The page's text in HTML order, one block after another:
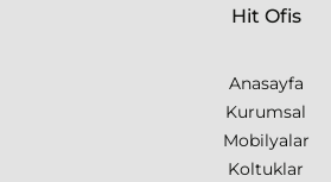
Hit Ofis
Anasayfa
Kurumsal
Mobilyalar
Koltuklar